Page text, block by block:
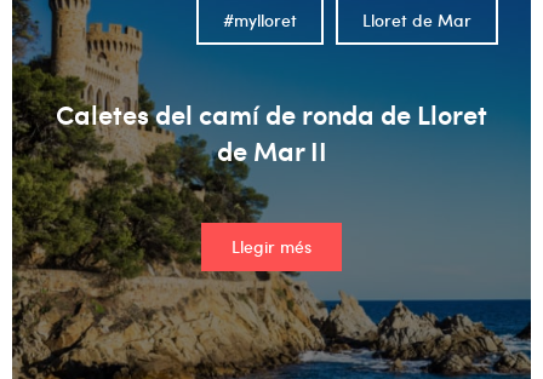
Caletes del camí de ronda de Lloret
de Mar II
Llegir més
Lloret de Mar
#mylloret